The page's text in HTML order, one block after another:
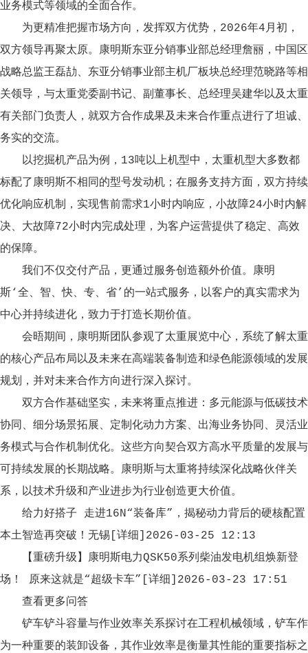
业务模式等领域的全面合作。
为更精准把握市场方向，发挥双方优势，2026年4月初，
双方领导再聚太原。康明斯东亚分销事业部总经理詹丽，中国区
战略总监王磊劼、东亚分销事业部主机厂板块总经理范晓路等相
关领导，与太重党委副书记、副董事长、总经理吴建华以及太重
有关部门负责人，就双方合作成果及未来合作重点进行了坦诚、
务实的交流。
以挖掘机产品为例，13吨以上机型中，太重机型大多数都
标配了康明斯不相同的型号发动机；在服务支持方面，双方持续
优化响应机制，实现售前需求1小时内响应，小故障24小时内解
决、大故障72小时内完成处理，为客户运营提供了稳定、高效
的保障。
我们不仅交付产品，更通过服务创造额外价值。康明
斯‘全、智、快、专、省’的一站式服务，以客户的真实需求为
中心并持续进化，致力于打造长期价值。
会晤期间，康明斯团队参观了太重展览中心，系统了解太重
的核心产品布局以及未来在高端装备制造和绿色能源领域的发展
规划，并对未来合作方向进行深入探讨。
双方合作基础坚实，未来将重点推进：多元能源与低碳技术
协同、细分场景拓展、定制化动力方案、出海业务协同、灵活业
务模式与合作机制优化。这些方向契合双方高水平质量的发展与
可持续发展的长期战略。康明斯与太重将持续深化战略伙伴关
系，以技术升级和产业进步为行业创造更大价值。
给力好搭子 走进16N“装备库”，揭秘动力背后的硬核配置
本土智造再突破！无锡[详细]2026-03-25 12:13
【重磅升级】康明斯电力QSK50系列柴油发电机组焕新登
场！ 原来这就是“超级卡车”[详细]2026-03-23 17:51
查看更多问答
铲车铲斗容量与作业效率关系探讨在工程机械领域，铲车作
为一种重要的装卸设备，其作业效率是衡量其性能的重要指标之